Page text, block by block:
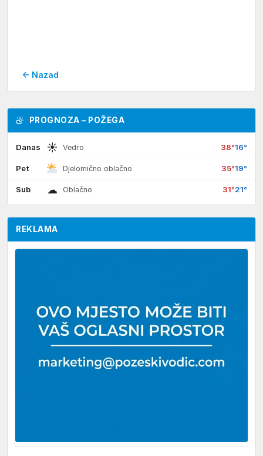
← Nazad
PROGNOZA – POŽEGA
Danas ☀ Vedro 38°16°
Pet Djelomično oblačno 35°19°
Sub ☁ Oblačno 31°21°
REKLAMA